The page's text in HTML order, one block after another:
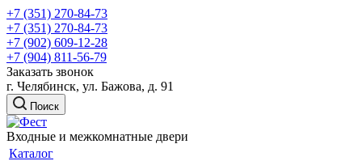
+7 (351) 270-84-73
+7 (351) 270-84-73
+7 (902) 609-12-28
+7 (904) 811-56-79
Заказать звонок
г. Челябинск, ул. Бажова, д. 91
Поиск
Входные и межкомнатные двери
Каталог